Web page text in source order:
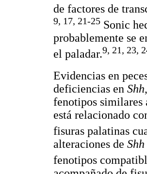
de factores de
9, 17, 21-25 Sonic
probablemente se
el paladar.9, 21, 23,
Evidencias en
deficiencias en Shh
fenotipos similares
está relacionado
fisuras palatinas
alteraciones de Shh
fenotipos